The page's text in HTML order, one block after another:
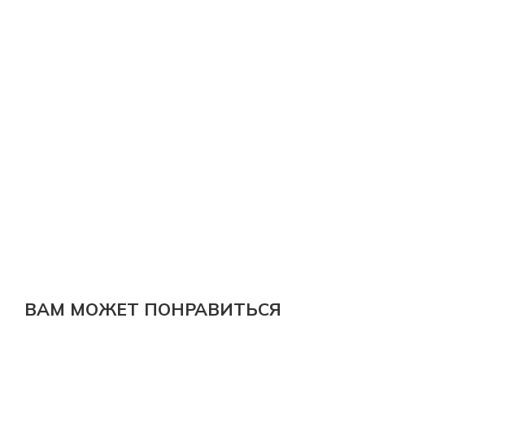
ВАМ МОЖЕТ ПОНРАВИТЬСЯ